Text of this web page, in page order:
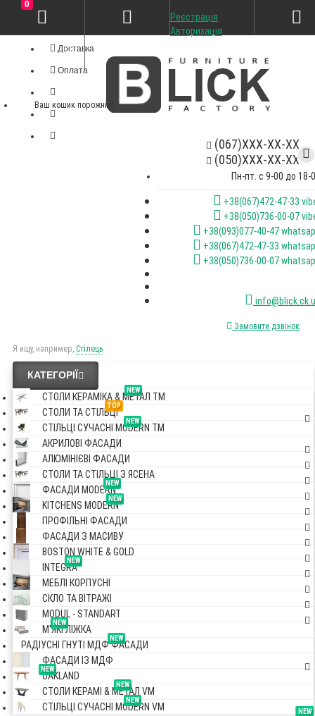
Доставка
Оплата
(067)XXX-XX-XX
(050)XXX-XX-XX
Пн-пт. с 9-00 до 18-
+38(067)472-47-33
+38(050)736-00-07
+38(093)077-40-47
+38(067)472-47-33
+38(050)736-00-07
Замовити дзвінок
Я ищу, например, Стілець
Реєстрація
Авторизація
0
Ваш кошик порожній!
КАТЕГОРІЇ
NEW
СТОЛИ КЕРАМІКА & МЕТАЛ TM
TOP
СТОЛИ ТА СТІЛЬЦІ
NEW
СТІЛЬЦІ СУЧАСНІ MODERN TM
АКРИЛОВІ ФАСАДИ
АЛЮМІНІЄВІ ФАСАДИ
СТОЛИ ТА СТІЛЬЦІ З ЯСЕНА
NEW
ФАСАДИ MODERN
NEW
KITCHENS MODERN
ПРОФІЛЬНІ ФАСАДИ
ФАСАДИ З МАСИВУ
BOSTON WHITE & GOLD
NEW
INTEGRA
МЕБЛІ КОРПУСНІ
СКЛО ТА ВІТРАЖІ
MODUL - STANDART
NEW
М'ЯКІ ЛІЖКА
NEW
РАДІУСНІ ГНУТІ МДФ ФАСАДИ
ФАСАДИ ІЗ МДФ
NEW
OAKLAND
NEW
СТОЛИ КЕРАМІ & МЕТАЛ VM
NEW
СТІЛЬЦІ СУЧАСНІ MODERN VM TOP
NEW
NEW
NEW